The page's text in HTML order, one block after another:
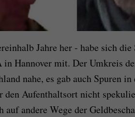
Jahre her - habe sich die
Hannover mit. Der Umkreis
nahe, es gab auch Spuren
Aufenthaltsort nicht
auf andere Wege der